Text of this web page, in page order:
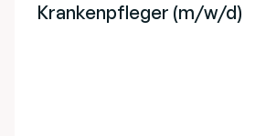
Krankenpfleger (m/w/d)